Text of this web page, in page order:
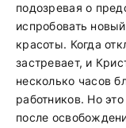
подозревая о
испробовать
красоты. Когда
застревает, и
несколько часов
работников. Но
после